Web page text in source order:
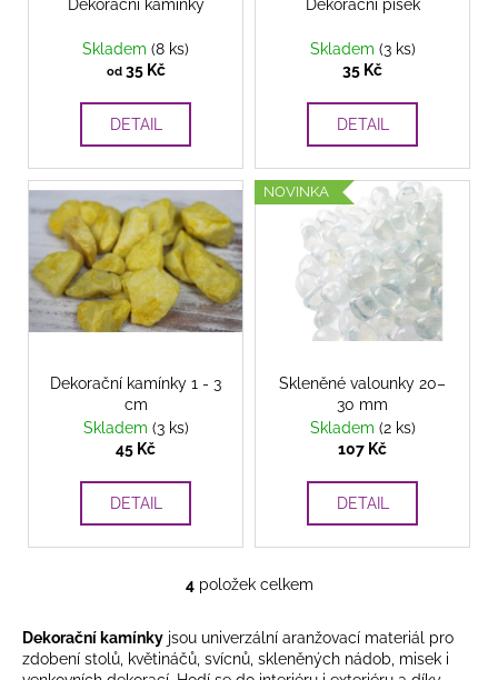
Dekorační kamínky
Skladem (8 ks)
od35 Kč
DETAIL
Dekorační písek
Skladem (3 ks)
35 Kč
DETAIL
Dekorační kamínky 1 - 3
cm
Skladem (3 ks)
45 Kč
DETAIL
NOVINKA
Skleněné valounky 20–
30 mm
Skladem (2 ks)
107 Kč
DETAIL
O
l
á
4položek celkem
Dekorační kamínky jsou univerzální aranžovací materiál pro
zdobení stolů, květináčů, svícnů, skleněných nádob, misek i